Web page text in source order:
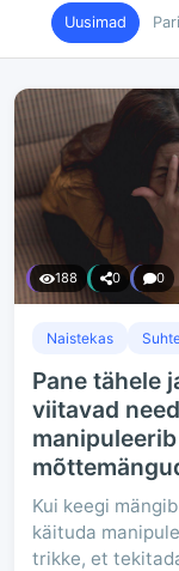
Uusimad
188 0 0
Naistekas
Pane tähele
viitavad
Kui keegi
käituda
trikke, et